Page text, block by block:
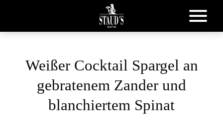
Weißer Cocktail Spargel an
gebratenem Zander und
blanchiertem Spinat